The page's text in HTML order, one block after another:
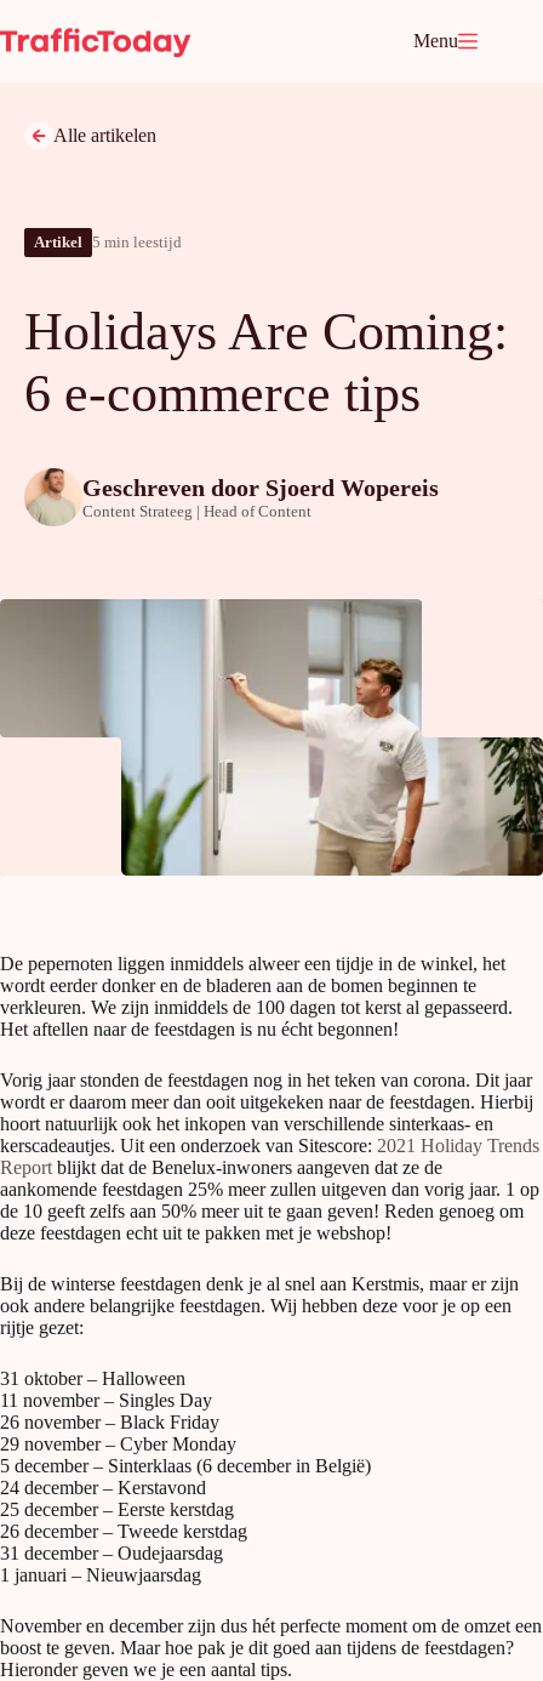
naar
de
Menu
Alle artikelen
Artikel 5 min leestijd
Holidays Are Coming:
6 e-commerce tips
Geschreven door Sjoerd Wopereis
Content Strateeg | Head of Content
De pepernoten liggen inmiddels alweer een tijdje in de winkel, het
wordt eerder donker en de bladeren aan de bomen beginnen te
verkleuren. We zijn inmiddels de 100 dagen tot kerst al gepasseerd.
Het aftellen naar de feestdagen is nu écht begonnen!
Vorig jaar stonden de feestdagen nog in het teken van corona. Dit jaar
wordt er daarom meer dan ooit uitgekeken naar de feestdagen. Hierbij
hoort natuurlijk ook het inkopen van verschillende sinterkaas- en
kerscadeautjes. Uit een onderzoek van Sitescore: 2021 Holiday Trends
Report blijkt dat de Benelux-inwoners aangeven dat ze de
aankomende feestdagen 25% meer zullen uitgeven dan vorig jaar. 1 op
de 10 geeft zelfs aan 50% meer uit te gaan geven! Reden genoeg om
deze feestdagen echt uit te pakken met je webshop!
Bij de winterse feestdagen denk je al snel aan Kerstmis, maar er zijn
ook andere belangrijke feestdagen. Wij hebben deze voor je op een
rijtje gezet:
31 oktober – Halloween
11 november – Singles Day
26 november – Black Friday
29 november – Cyber Monday
5 december – Sinterklaas (6 december in België)
24 december – Kerstavond
25 december – Eerste kerstdag
26 december – Tweede kerstdag
31 december – Oudejaarsdag
1 januari – Nieuwjaarsdag
November en december zijn dus hét perfecte moment om de omzet een
boost te geven. Maar hoe pak je dit goed aan tijdens de feestdagen?
Hieronder geven we je een aantal tips.